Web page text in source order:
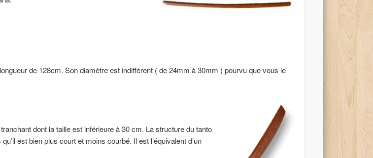
de 128cm. Son diamètre est indifférent ( de 24mm à 30mm ) pourvu que vous le
dont la taille est inférieure à 30 cm. La structure du tanto
est bien plus court et moins courbé. Il est l’équivalent d’un